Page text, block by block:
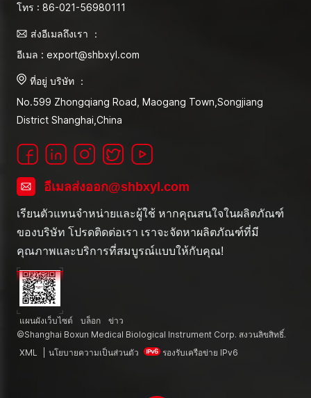
โทร : 86-021-56980111
ส่งอีเมลถึงเรา ：
อีเมล : export@shbxyl.com
ที่อยู่ บริษัท ：
No.599 Zhongqiang Road, Maogang Town,Songjiang
District Shanghai,China
อีเมลส่งออก@shbxyl.com
เรียนตัวแทนจำหน่ายและผู้ใช้ หากคุณสนใจในผลิตภัณฑ์
ของบริษัท โปรดติดต่อเรา เราจะจัดหาผลิตภัณฑ์ที่มี
คุณภาพและบริการที่สมบูรณ์แบบให้กับคุณ!
แผนผังเว็บไซต์ บล็อก
ข่าว
©Shanghai Boxun Medical Biological Instrument Corp. สงวนลิขสิทธิ์.
XML
นโยบายความเป็นส่วนตัว รองรับเครือข่าย IPv6